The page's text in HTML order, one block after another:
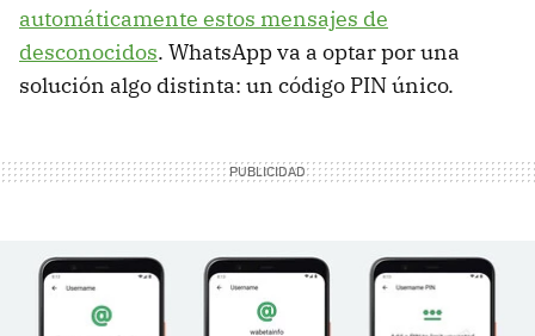
automáticamente estos mensajes de
desconocidos. WhatsApp va a optar por una
solución algo distinta: un código PIN único.